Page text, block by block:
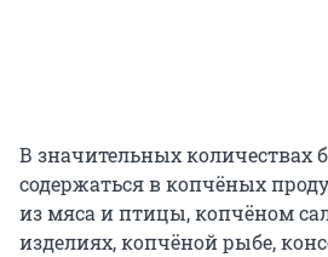
В значительных количествах
содержаться в копчёных
из мяса и птицы, копчёном
изделиях, копчёной рыбе,